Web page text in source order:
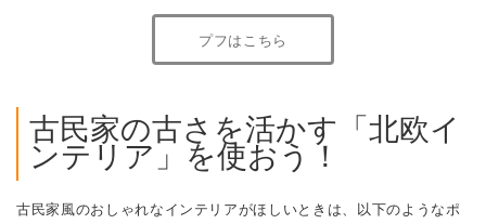
プフはこちら
古民家の古さを活かす「北欧イ
ンテリア」を使おう！
古民家風のおしゃれなインテリアがほしいときは、以下のようなポ